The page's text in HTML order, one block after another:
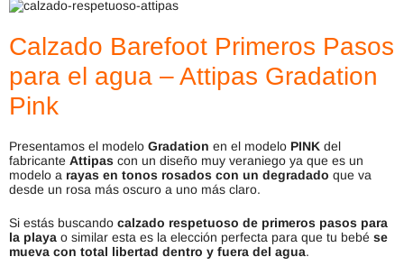
Calzado Barefoot Primeros Pasos
para el agua – Attipas Gradation
Pink
Presentamos el modelo Gradation en el modelo PINK del
fabricante Attipas con un diseño muy veraniego ya que es un
modelo a rayas en tonos rosados con un degradado que va
desde un rosa más oscuro a uno más claro.
Si estás buscando calzado respetuoso de primeros pasos para
la playa o similar esta es la elección perfecta para que tu bebé se
mueva con total libertad dentro y fuera del agua.